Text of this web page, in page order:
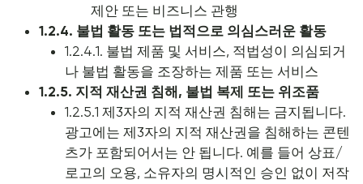
제안 또는 비즈니스 관행
1.2.4. 불법 활동 또는 법적으로 의심스러운 활동
1.2.4.1. 불법 제품 및 서비스, 적법성이 의심되거
나 불법 활동을 조장하는 제품 또는 서비스
1.2.5. 지적 재산권 침해, 불법 복제 또는 위조품
1.2.5.1 제3자의 지적 재산권 침해는 금지됩니다.
광고에는 제3자의 지적 재산권을 침해하는 콘텐
츠가 포함되어서는 안 됩니다. 예를 들어 상표/
로고의 오용, 소유자의 명시적인 승인 없이 저작